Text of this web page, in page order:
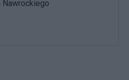
Nawrockiego